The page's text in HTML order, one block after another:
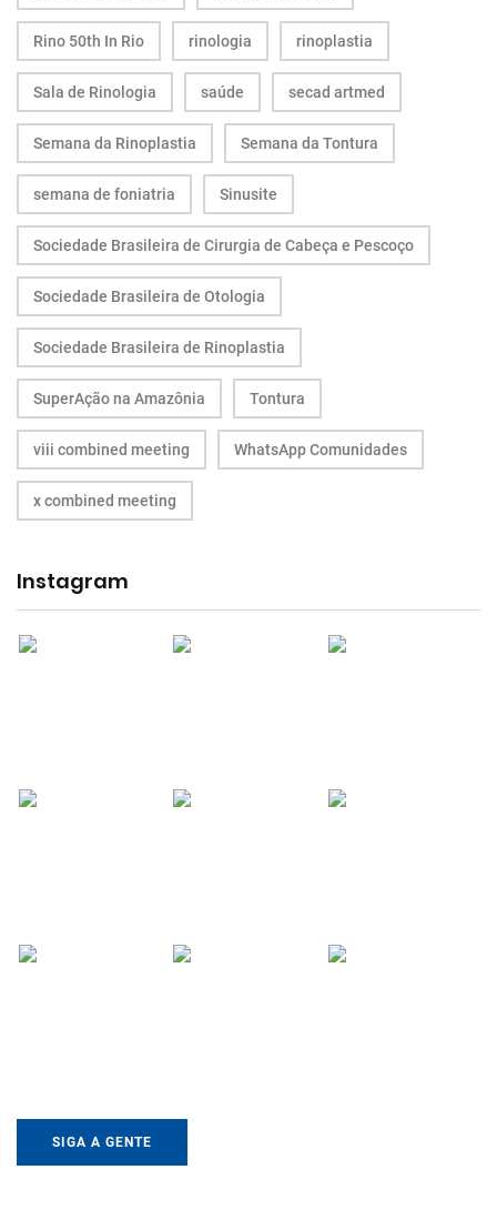
Rino 50th In Rio rinologia rinoplastia
Sala de Rinologia saúde secad artmed
Semana da Rinoplastia Semana da Tontura
semana de foniatria Sinusite
Sociedade Brasileira de Cirurgia de Cabeça e Pescoço
Sociedade Brasileira de Otologia
Sociedade Brasileira de Rinoplastia
SuperAção na Amazônia Tontura
viii combined meeting WhatsApp Comunidades
x combined meeting
Instagram
SIGA A GENTE